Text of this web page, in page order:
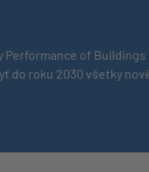
Performance of
roku 2030 všetky